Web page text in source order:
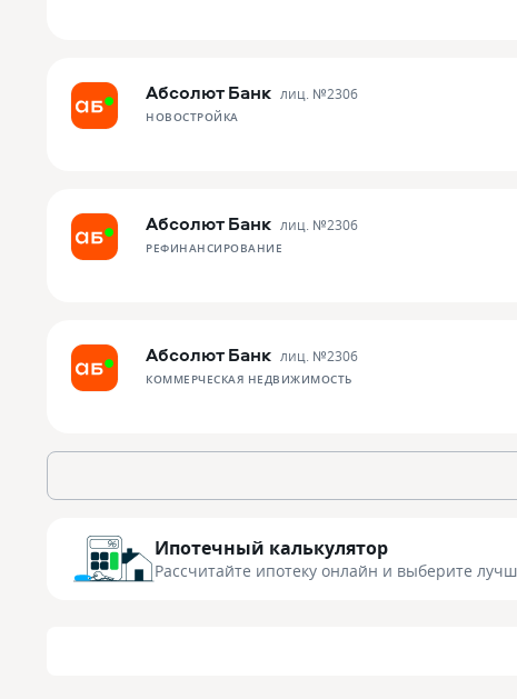
Абсолют Банк лиц. №2306
НОВОСТРОЙКА
Абсолют Банк лиц. №2306
РЕФИНАНСИРОВАНИЕ
Абсолют Банк лиц. №2306
КОММЕРЧЕСКАЯ НЕДВИЖИМОСТЬ
Ипотечный калькулятор
Рассчитайте ипотеку онлайн и выберите